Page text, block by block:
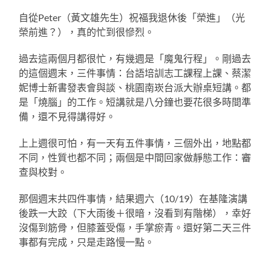
自從Peter（黃文雄先生）祝福我退休後「榮進」（光
榮前進？），真的忙到很慘烈。
過去這兩個月都很忙，有幾週是「魔鬼行程」。剛過去
的這個週末，三件事情：台語培訓志工課程上課、蔡潔
妮博士新書發表會與談、桃園南崁台派大辦桌短講。都
是「燒腦」的工作。短講就是八分鐘也要花很多時間準
備，還不見得講得好。
上上週很可怕，有一天有五件事情，三個外出，地點都
不同，性質也都不同；兩個是中間回家做靜態工作：審
查與校對。
那個週末共四件事情，結果週六（10/19）在基隆演講
後跌一大跤（下大雨後＋很暗，沒看到有階梯），幸好
沒傷到筋骨，但膝蓋受傷，手掌瘀青。還好第二天三件
事都有完成，只是走路慢一點。